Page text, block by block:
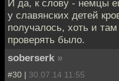
И да, к слову - немцы
у славянских детей
получалось, хоть и
проверять было.
soberserk »
#30 | 30.07.14 11:55